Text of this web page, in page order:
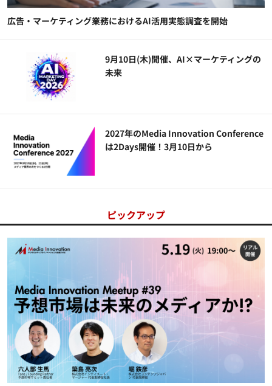
広告・マーケティング業務におけるAI活用実態調査を開始
9月10日(木)開催、AI×マーケティングの
未来
2027年のMedia Innovation Conference
は2Days開催！3月10日から
ピックアップ